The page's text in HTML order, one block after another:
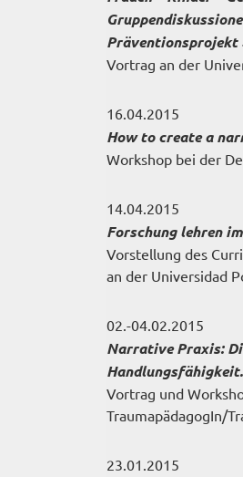
Präventionsprojekt
Vortrag an der
16.04.2015
How to create a
Workshop bei der
14.04.2015
Forschung lehren
Vorstellung des
an der Universidad
02.-04.02.2015
Narrative Praxis:
Handlungsfähigkeit.
Vortrag und
TraumapädagogIn/
23.01.2015